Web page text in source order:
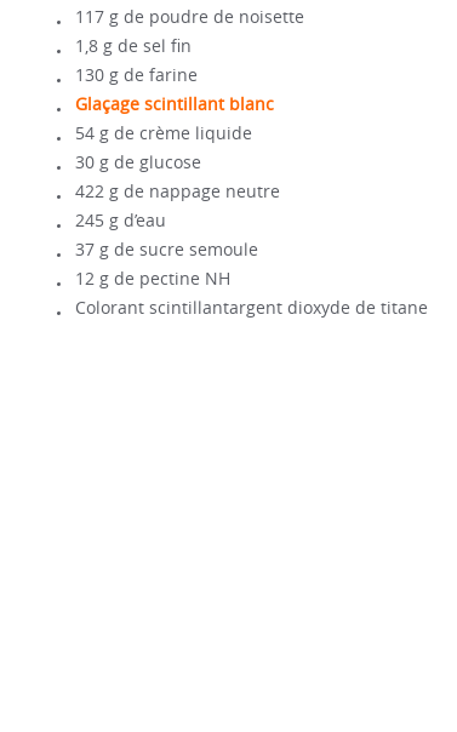
117 g de poudre de noisette
1,8 g de sel fin
130 g de farine
Glaçage scintillant blanc
54 g de crème liquide
30 g de glucose
422 g de nappage neutre
245 g d’eau
37 g de sucre semoule
12 g de pectine NH
Colorant scintillantargent dioxyde de titane